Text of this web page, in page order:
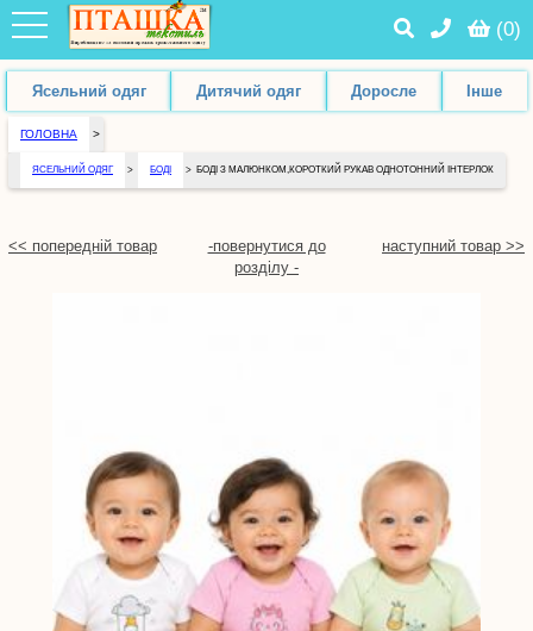
(0)
Ясельний одяг Дитячий одяг Доросле Інше
ГОЛОВНА >
ЯСЕЛЬНИЙ ОДЯГ > БОДІ > БОДІ З МАЛЮНКОМ,КОРОТКИЙ РУКАВ ОДНОТОННИЙ ІНТЕРЛОК
<< попередній товар
-повернутися до
розділу -
наступний товар >>